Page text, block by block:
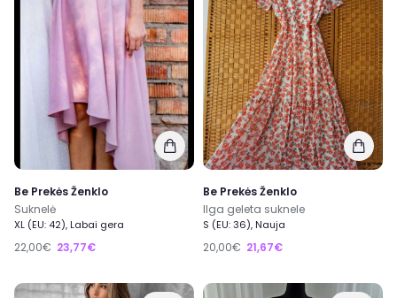
Be Prekės Ženklo
Suknelė
XL (EU: 42), Labai gera
22,00€ 23,77€
Be Prekės Ženklo
Ilga geleta suknele
S (EU: 36), Nauja
20,00€ 21,67€